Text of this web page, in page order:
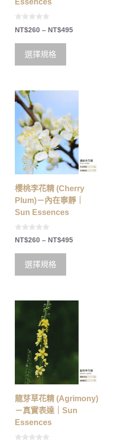
Essences
0
o
t
5
NT$260 – NT$495
選擇規格
櫻桃李花精 (Cherry
Plum)－內在寧靜｜
Sun Essences
0
o
5
NT$260 – NT$495
選擇規格
龍芽草花精 (Agrimony)
－真實表達｜Sun
Essences